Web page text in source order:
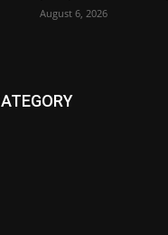
August 6, 2026